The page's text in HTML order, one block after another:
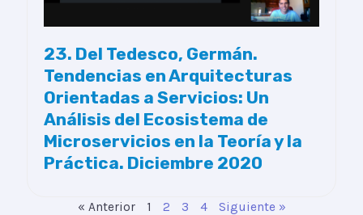
23. Del Tedesco, Germán.
Tendencias en Arquitecturas
Orientadas a Servicios: Un
Análisis del Ecosistema de
Microservicios en la Teoría y la
Práctica. Diciembre 2020
« Anterior 1 2 3 4 Siguiente »